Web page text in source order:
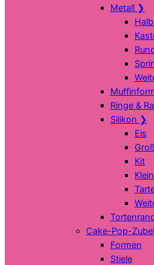
Metall ❯
Ringe &
Silikon ❯
Eis
Groß
Kit
Klein
Cake-Pop-
Formen
Stiele